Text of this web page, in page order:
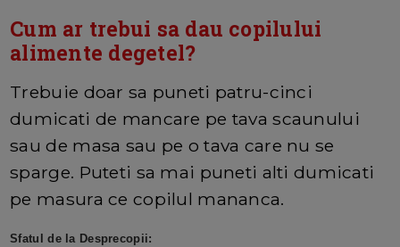
Cum ar trebui sa dau copilului
alimente degetel?
Trebuie doar sa puneti patru-cinci
dumicati de mancare pe tava scaunului
sau de masa sau pe o tava care nu se
sparge. Puteti sa mai puneti alti dumicati
pe masura ce copilul mananca.
Sfatul de la Desprecopii: